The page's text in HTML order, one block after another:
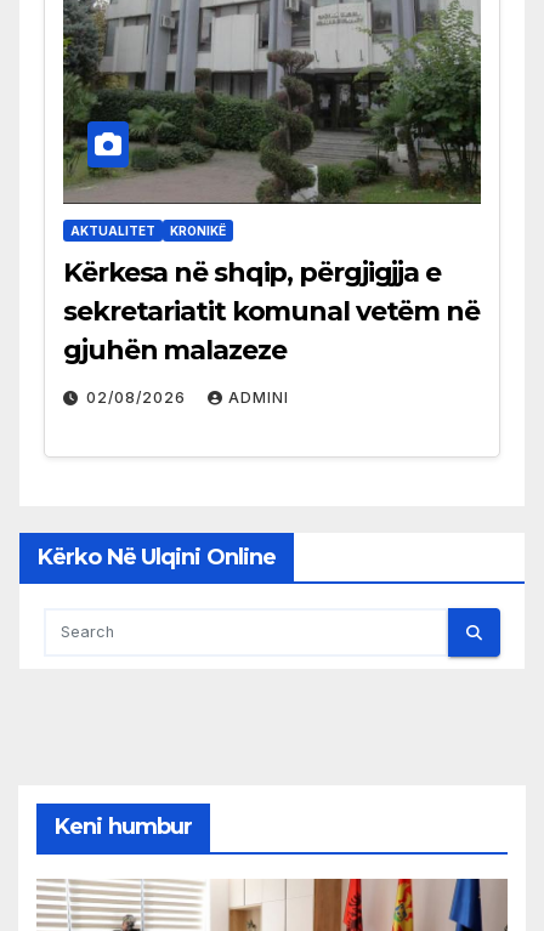
AKTUALITET KRONIKË
Kërkesa në shqip, përgjigjja e
sekretariatit komunal vetëm në
gjuhën malazeze
02/08/2026 ADMINI
Kërko Në Ulqini Online
Keni humbur